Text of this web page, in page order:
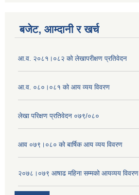
बजेट, आम्दानी र खर्च
आ.व. २०८१।०८२ को लेखापरीक्षण प्रतिवेदन
आ.व. ०८०।०८१ को आय व्यय विवरण
लेखा परिक्षण प्रतिवेदन ०७९/०८०
आव ०७९।०८० को बार्षिक आय व्यय विवरण
२०७८।०७९ आषाढ महिना सम्मको आयव्यय विवरण